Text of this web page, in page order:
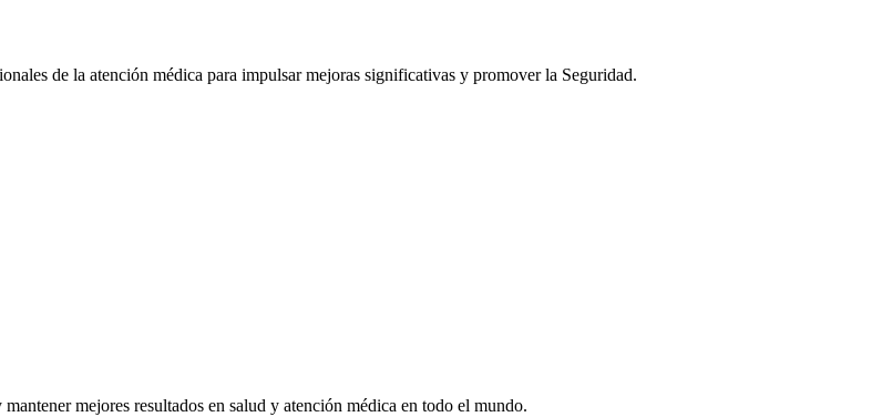
de la atención médica para impulsar mejoras significativas y promover la Seguridad.
mejores resultados en salud y atención médica en todo el mundo.